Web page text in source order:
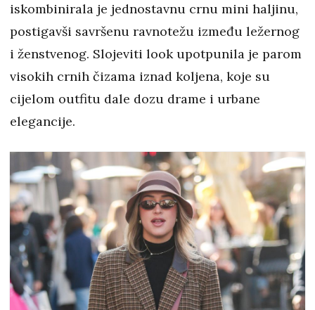
iskombinirala je jednostavnu crnu mini haljinu,
postigavši savršenu ravnotežu između ležernog
i ženstvenog. Slojeviti look upotpunila je parom
visokih crnih čizama iznad koljena, koje su
cijelom outfitu dale dozu drame i urbane
elegancije.